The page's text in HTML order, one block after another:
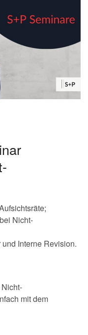
Nicht-
Interne Revision.
mit dem